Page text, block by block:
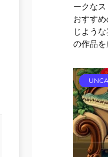
ークな
おすす
じよう
の作品を